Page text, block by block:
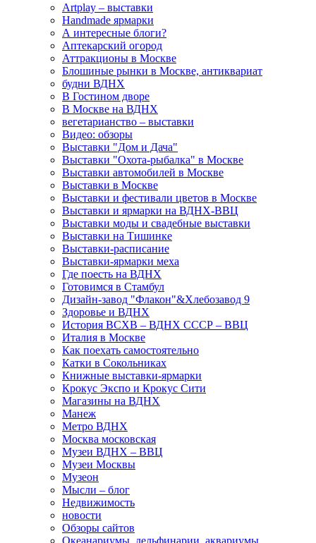
Artplay – выставки
Handmade ярмарки
А интересные блоги?
Аптекарский огород
Аттракционы в Москве
Блошиные рынки в Москве, антиквариат
будни ВДНХ
В Гостином дворе
В Москве на ВДНХ
вегетарианство – выставки
Видео: обзоры
Выставки "Дом и Дача"
Выставки "Охота-рыбалка" в Москве
Выставки автомобилей в Москве
Выставки в Москве
Выставки и фестивали цветов в Москве
Выставки и ярмарки на ВДНХ-ВВЦ
Выставки моды и свадебные выставки
Выставки на Тишинке
Выставки-расписание
Выставки-ярмарки меха
Где поесть на ВДНХ
Готовимся в Стамбул
Дизайн-завод "Флакон"&Хлебозавод 9
Здоровье и ВДНХ
История ВСХВ – ВДНХ СССР – ВВЦ
Италия в Москве
Как поехать самостоятельно
Катки в Сокольниках
Книжные выставки-ярмарки
Крокус Экспо и Крокус Сити
Магазины на ВДНХ
Манеж
Метро ВДНХ
Москва московская
Музеи ВДНХ – ВВЦ
Музеи Москвы
Музеон
Мысли – блог
Недвижимость
новости
Обзоры сайтов
Океанариумы, дельфинарии, аквариумы